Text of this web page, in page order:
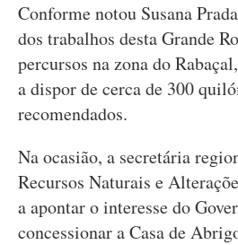
Conforme notou Susana
dos trabalhos desta Grande
percursos na zona do
a dispor de cerca de 300
recomendados.
Na ocasião, a secretária
Recursos Naturais e
a apontar o interesse do
concessionar a Casa de